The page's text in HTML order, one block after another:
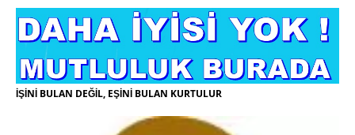
İŞİNİ BULAN DEĞİL, EŞİNİ BULAN KURTULUR